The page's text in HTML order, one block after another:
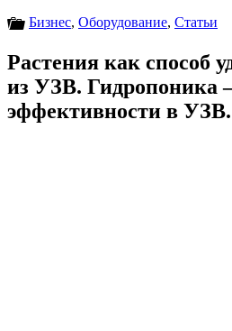
Бизнес, Оборудование, Статьи
Растения как способ
из УЗВ. Гидропоника
эффективности в УЗВ.